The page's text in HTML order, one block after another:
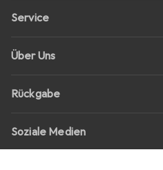
Service
Über Uns
Rückgabe
Soziale Medien